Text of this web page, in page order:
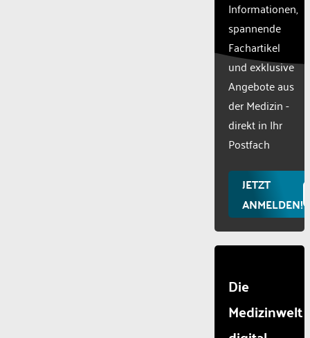
content
to the
list of
used.
Powered
Consent
Informationen,
spannende
Fachartikel
und exklusive
Angebote aus
der Medizin -
direkt in Ihr
Postfach
JETZT
ANMELDEN!
Die
Medizinwelt